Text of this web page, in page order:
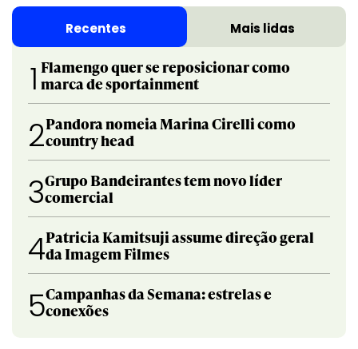
Recentes Mais lidas
1 Flamengo quer se reposicionar como
marca de sportainment
2Pandora nomeia Marina Cirelli como
country head
3Grupo Bandeirantes tem novo líder
comercial
4Patricia Kamitsuji assume direção geral
da Imagem Filmes
5Campanhas da Semana: estrelas e
conexões